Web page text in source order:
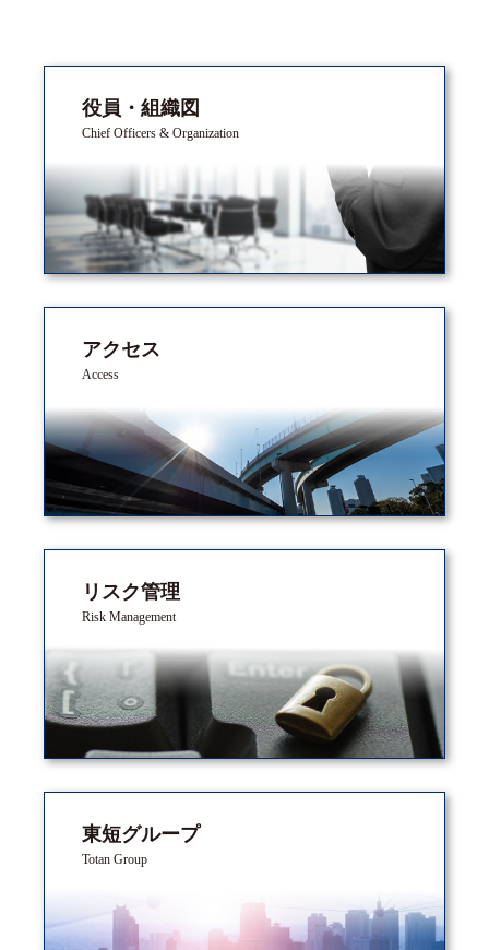
役員・組織図
Chief Officers & Organization
アクセス
Access
リスク管理
Risk Management
東短グループ
Totan Group